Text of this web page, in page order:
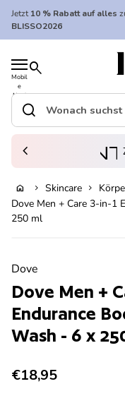
Zum Inhalt springen
Jetzt10 % Rabatt auf alles
BLISSO2026
Mobil
e
Navi
gatio
search
Startseite
Suche"
search
(Link öffnet in neuem
chevron_left
home chevron_right Skincare chevron_right
Dove Men + Care 3-in-1
250 ml
Dove
Dove Men +
Endurance
Wash - 6 x
Regulärer Preis
€18,95